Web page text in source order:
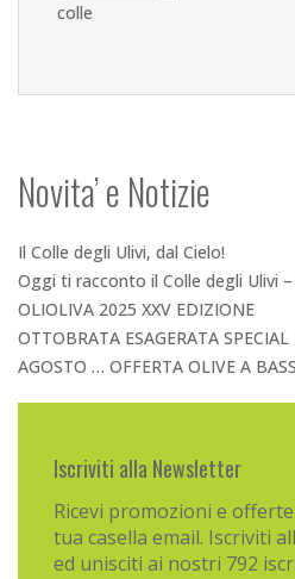
colle
Novita’ e Notizie
Il Colle degli Ulivi, dal Cielo!
Oggi ti racconto il Colle degli Ulivi
OLIOLIVA 2025 XXV EDIZIONE
OTTOBRATA ESAGERATA SPECIAL
AGOSTO … OFFERTA OLIVE A
Iscriviti alla Newsletter
Ricevi promozioni e
tua casella email. Iscriviti
ed unisciti ai nostri 792